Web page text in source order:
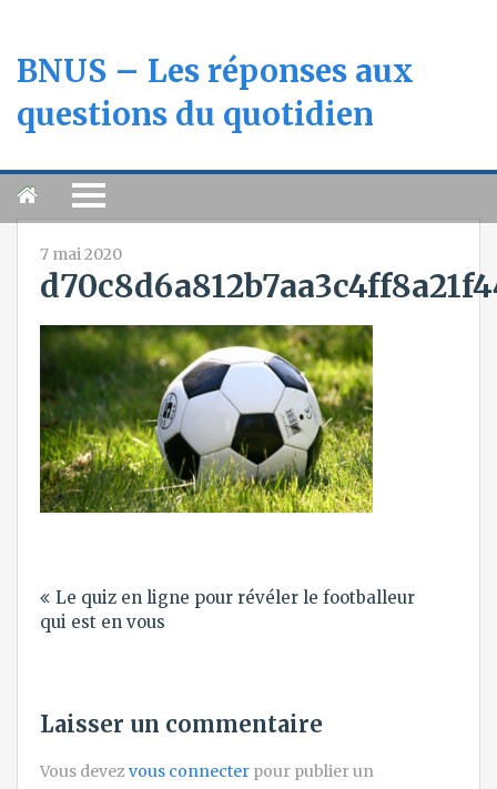
BNUS – Les réponses aux
questions du quotidien
7 mai 2020
deLe quiz en ligne pour révéler le footballeur
qui est en vous
Laisser un commentaire
Vous devezvous connecter pour publier un